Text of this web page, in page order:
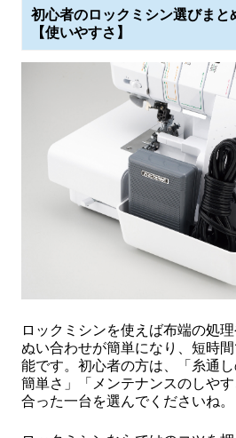
初心者のロックミシン選びま
【使いやすさ】
ロックミシンを使えば布端の処
ぬい合わせが簡単になり、短時
能です。初心者の方は、「糸通
簡単さ」「メンテナンスのしや
合った一台を選んでくださいね。